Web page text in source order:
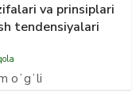
va prinsiplari
tendensiyalari
oʻgʻli